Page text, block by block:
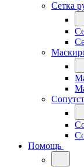
Сетка
Помощь